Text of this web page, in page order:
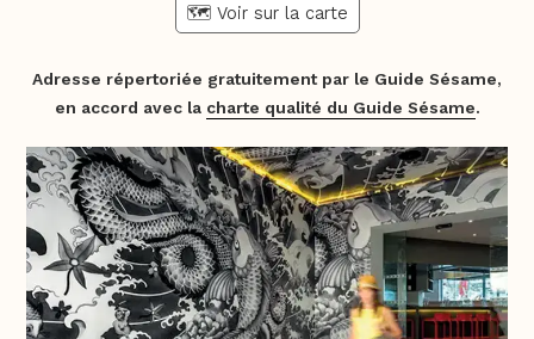
🗺️ Voir sur la carte
Adresse répertoriée gratuitement par le Guide Sésame,
en accord avec la charte qualité du Guide Sésame.